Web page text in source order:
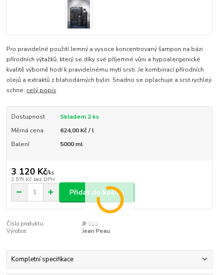
Pro pravidelné použití Jemný a vysoce koncentrovaný šampon na bázi
přírodních výtažků, který se díky své příjemné vůni a hypoalergenické
kvalitě výborně hodí k pravidelnému mytí srsti. Je kombinací přírodních
olejů a extraktů z blahodárných bylin. Snadno se oplachuje a srst rychleji
schne. celý popis
Dostupnost
Skladem 2 ks
Měrná cena
624,00 Kč / l
Balení
5000 ml
3 120 Kč/ks
2 579 Kč bez DPH
Přidat do košíku
Číslo produktu:
JP003
Výrobce:
Jean Peau
Kompletní specifikace